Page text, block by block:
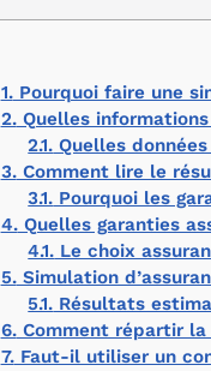
1.Pourquoi faire une
2.Quelles
2.1. Quelles
3.Comment lire le
3.1. Pourquoi les
4.Quelles garanties
4.1. Le choix
5.Simulation
5.1. Résultats
6.Comment répartir la
7.Faut-il utiliser un